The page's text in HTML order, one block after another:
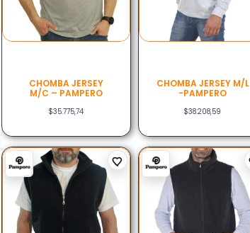
CHOMBA JERSEY
M/C – PAMPERO
$35.775,74
CHOMBA JERSEY M/L
-PAMPERO
$38.208,59